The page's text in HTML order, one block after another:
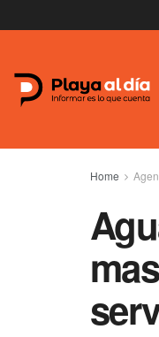
Home